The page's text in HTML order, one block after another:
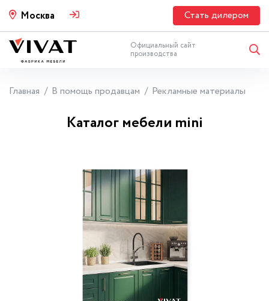
Москва Стать дилером
Официальный сайт
производства
Главная В помощь продавцам Рекламные материалы
Каталог мебели mini